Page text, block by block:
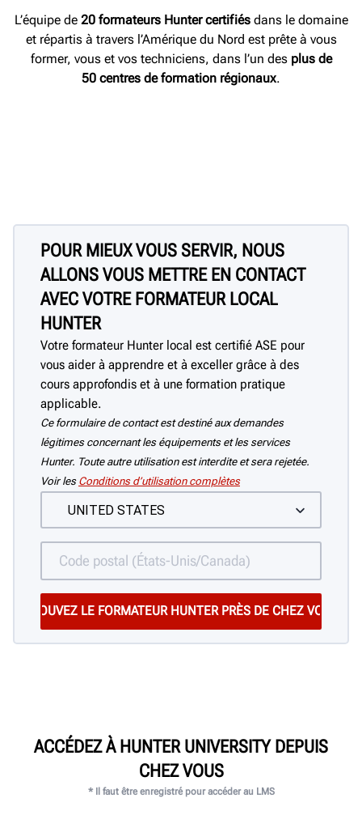
L’équipe de 20 formateurs Hunter certifiés dans le domaine
et répartis à travers l’Amérique du Nord est prête à vous
former, vous et vos techniciens, dans l’un des plus de
50 centres de formation régionaux.
POUR MIEUX VOUS SERVIR, NOUS
ALLONS VOUS METTRE EN CONTACT
AVEC VOTRE FORMATEUR LOCAL
HUNTER
Votre formateur Hunter local est certifié ASE pour
vous aider à apprendre et à exceller grâce à des
cours approfondis et à une formation pratique
applicable.
Ce formulaire de contact est destiné aux demandes
légitimes concernant les équipements et les services
Hunter. Toute autre utilisation est interdite et sera rejetée.
Voir les Conditions d’utilisation complètes
ACCÉDEZ À HUNTER UNIVERSITY DEPUIS
CHEZ VOUS
* Il faut être enregistré pour accéder au LMS